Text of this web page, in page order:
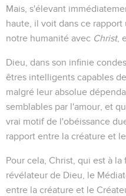
Mais, s'élevant
haute, il voit dans ce
notre humanité avec Christ,
Dieu, dans son infinie
êtres intelligents capables
malgré leur absolue
semblables par l'amour, et
vrai motif de l'obéissance
rapport entre la créature et
Pour cela, Christ, qui est à
révélateur de Dieu, le
entre la créature et le